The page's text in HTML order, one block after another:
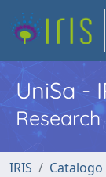
UniSa -
IRIS